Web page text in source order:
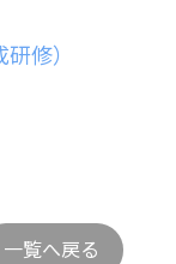
修）
一覧へ戻る